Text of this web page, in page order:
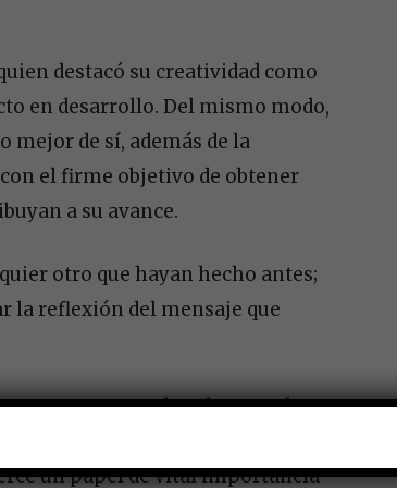
destacó su creatividad como
en desarrollo. Del mismo modo,
mejor de sí, además de la
el firme objetivo de obtener
a su avance.
otro que hayan hecho antes;
la reflexión del mensaje que
es un valor elemental
en I LAB FILMS, ya que
un papel de vital importancia